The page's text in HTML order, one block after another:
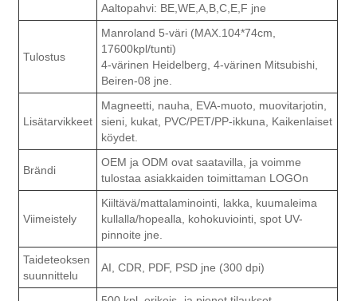
Aaltopahvi: BE,WE,A,B,C,E,F jne
Tulostus
Manroland 5-väri (MAX.104*74cm,
17600kpl/tunti)
4-värinen Heidelberg, 4-värinen Mitsubishi,
Beiren-08 jne.
Lisätarvikkeet
Magneetti, nauha, EVA-muoto, muovitarjotin,
sieni, kukat, PVC/PET/PP-ikkuna, Kaikenlaiset
köydet.
Brändi
OEM ja ODM ovat saatavilla, ja voimme
tulostaa asiakkaiden toimittaman LOGOn
Viimeistely
Kiiltävä/mattalaminointi, lakka, kuumaleima
kullalla/hopealla, kohokuviointi, spot UV-
pinnoite jne.
Taideteoksen
suunnittelu
AI, CDR, PDF, PSD jne (300 dpi)